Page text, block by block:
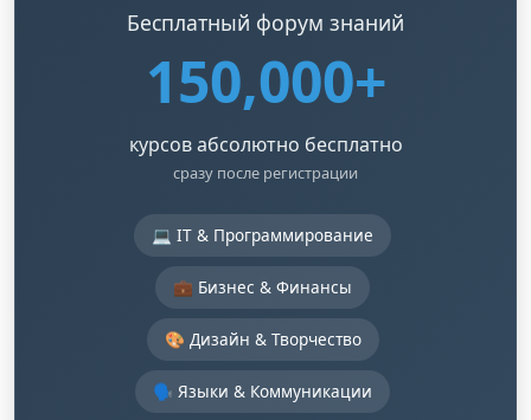
Бесплатный форум знаний
150,000+
курсов абсолютно бесплатно
сразу после регистрации
💻 IT & Программирование
💼 Бизнес & Финансы
🎨 Дизайн & Творчество
🗣️ Языки & Коммуникации